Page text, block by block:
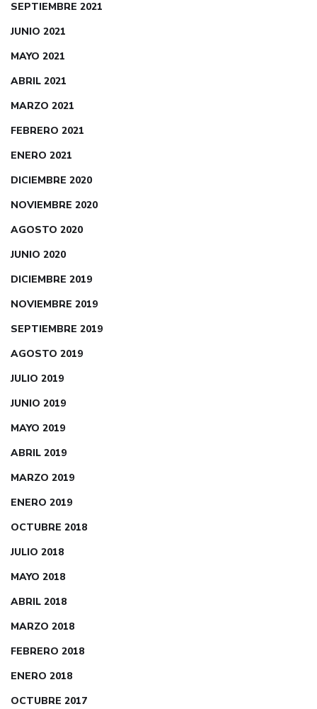
SEPTIEMBRE 2021
JUNIO 2021
MAYO 2021
ABRIL 2021
MARZO 2021
FEBRERO 2021
ENERO 2021
DICIEMBRE 2020
NOVIEMBRE 2020
AGOSTO 2020
JUNIO 2020
DICIEMBRE 2019
NOVIEMBRE 2019
SEPTIEMBRE 2019
AGOSTO 2019
JULIO 2019
JUNIO 2019
MAYO 2019
ABRIL 2019
MARZO 2019
ENERO 2019
OCTUBRE 2018
JULIO 2018
MAYO 2018
ABRIL 2018
MARZO 2018
FEBRERO 2018
ENERO 2018
OCTUBRE 2017